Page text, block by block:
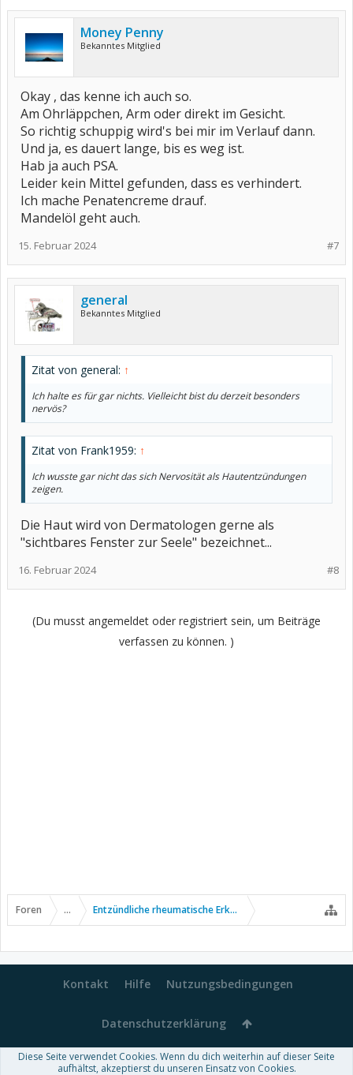
Money Penny
Bekanntes Mitglied
Okay , das kenne ich auch so.
Am Ohrläppchen, Arm oder direkt im Gesicht.
So richtig schuppig wird's bei mir im Verlauf dann.
Und ja, es dauert lange, bis es weg ist.
Hab ja auch PSA.
Leider kein Mittel gefunden, dass es verhindert.
Ich mache Penatencreme drauf.
Mandelöl geht auch.
#7
15. Februar 2024
general
Bekanntes Mitglied
Zitat von general: ↑
Ich halte es für gar nichts. Vielleicht bist du derzeit besonders
nervös?
Zitat von Frank1959: ↑
Ich wusste gar nicht das sich Nervosität als Hautentzündungen
zeigen.
Die Haut wird von Dermatologen gerne als
"sichtbares Fenster zur Seele" bezeichnet...
#8
16. Februar 2024
(Du musst angemeldet oder registriert sein, um Beiträge
verfassen zu können. )
Foren ... Entzündliche rheumatische Erkrankungen
Kontakt Hilfe Nutzungsbedingungen
Datenschutzerklärung
Forum software by XenForo™-Deutsch von xenDach
Diese Seite verwendet Cookies. Wenn du dich weiterhin auf dieser Seite
aufhältst, akzeptierst du unseren Einsatz von Cookies.